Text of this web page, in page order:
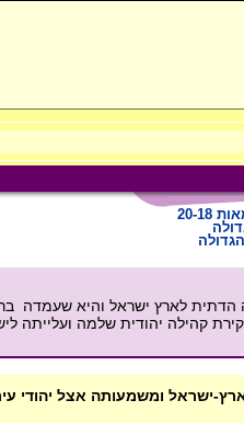
18
הדתית לארץ ישראל והיא שעמדה
קהילה יהודית שלמה
ישראל ומשמעותה אצל יהודי